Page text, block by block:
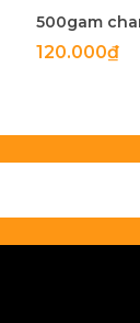
120.000₫